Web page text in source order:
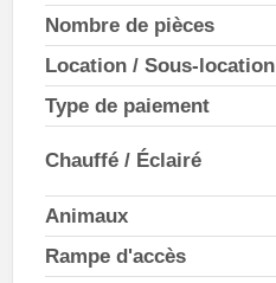
Nombre de pièces
Location / Sous-location
Type de paiement
Chauffé / Éclairé
Animaux
Rampe d'accès